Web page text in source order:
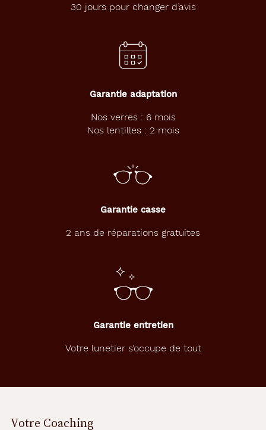
30 jours pour changer d’avis
Garantie adaptation
Nos verres : 6 mois
Nos lentilles : 2 mois
Garantie casse
2 ans de réparations gratuites
Garantie entretien
Votre lunetier s’occupe de tout
Votre Coaching